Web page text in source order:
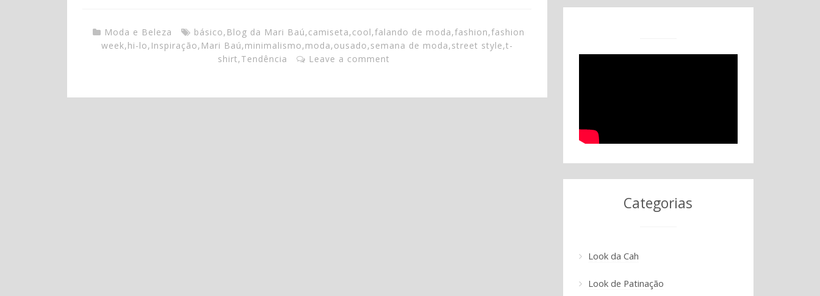
Moda e Beleza básico, Blog da Mari Baú,camiseta,cool,falando de moda,fashion,fashion
week,hi-lo, Inspiração, Mari Baú,minimalismo,moda,ousado,semana de moda,street style,t-
shirt,Tendência Leave a comment
Categorias
Look da Cah
Look de Patinação